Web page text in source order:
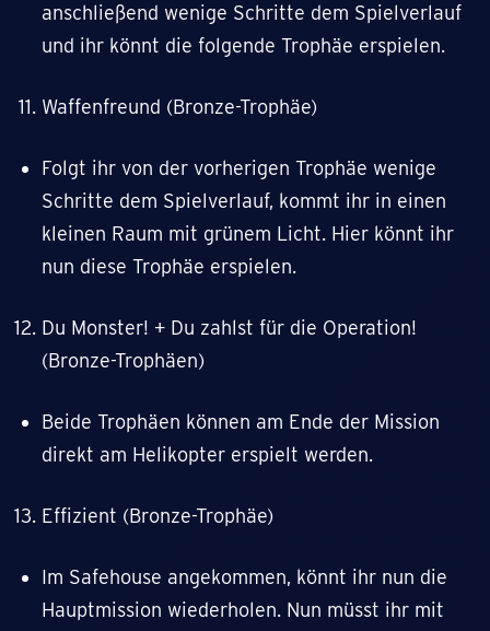
anschließend wenige Schritte dem Spielverlauf
und ihr könnt die folgende Trophäe erspielen.
Waffenfreund (Bronze-Trophäe)
Folgt ihr von der vorherigen Trophäe wenige
Schritte dem Spielverlauf, kommt ihr in einen
kleinen Raum mit grünem Licht. Hier könnt ihr
nun diese Trophäe erspielen.
Du Monster! + Du zahlst für die Operation!
(Bronze-Trophäen)
Beide Trophäen können am Ende der Mission
direkt am Helikopter erspielt werden.
Effizient (Bronze-Trophäe)
Im Safehouse angekommen, könnt ihr nun die
Hauptmission wiederholen. Nun müsst ihr mit